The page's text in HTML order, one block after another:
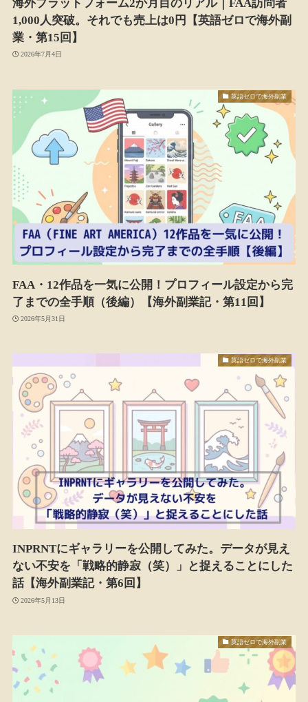
海外プラットフォーム2か月目のリアル｜FAA訪問者
1,000人突破。それでも売上は0円【英語ゼロで海外副
業・第15回】
2026年7月4日
英語ゼロで海外副業
FAA・12作品を一気に公開！プロフィール設定から完
了までの全手順（後編）【海外副業記・第11回】
2026年5月31日
英語ゼロで海外副業
INPRNTにギャラリーを公開してみた。データが見え
ない不安を「戦略的静寂（笑）」と捉えることにした
話【海外副業記・第6回】
2026年5月13日
英語ゼロで海外副業